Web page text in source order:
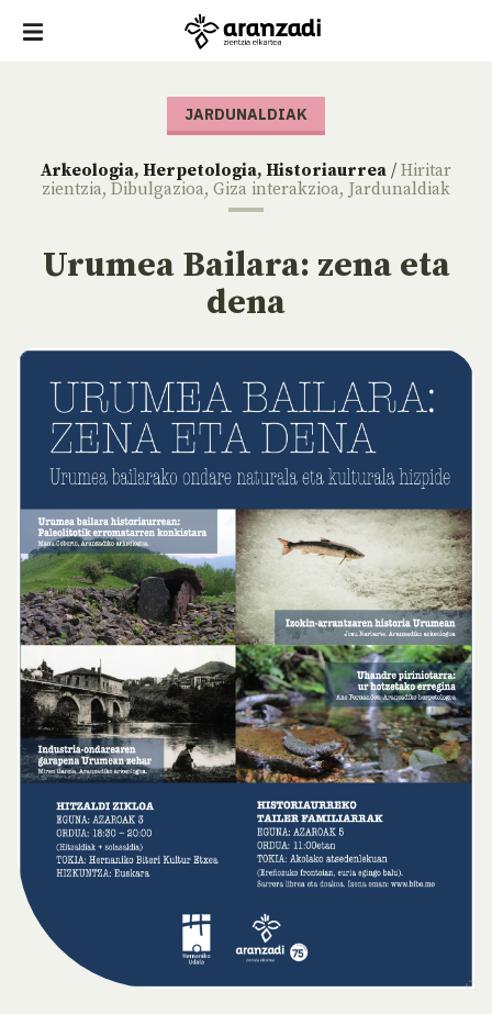
JARDUNALDIAK
Arkeologia, Herpetologia, Historiaurrea / Hiritar
zientzia, Dibulgazioa, Giza interakzioa, Jardunaldiak
Urumea Bailara: zena eta
dena